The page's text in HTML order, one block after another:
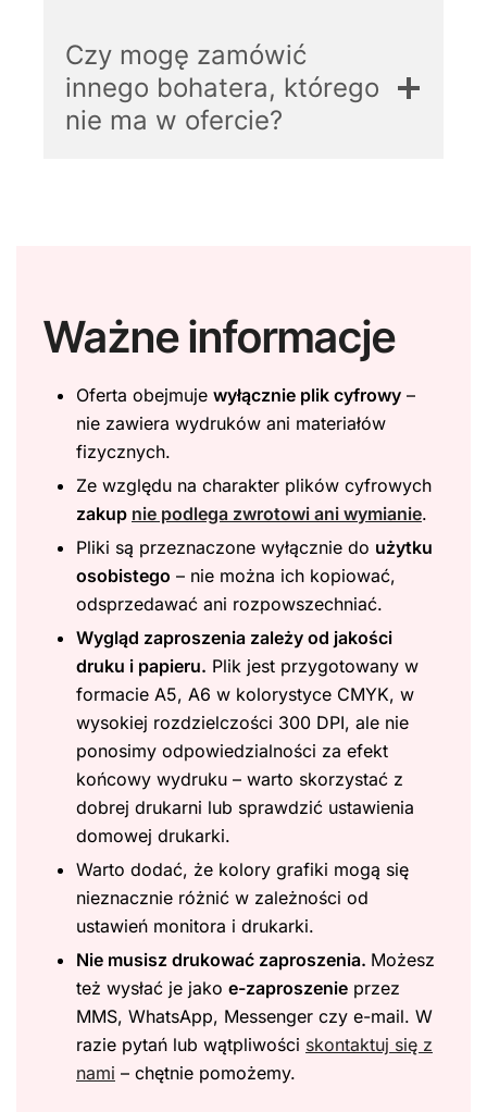
Czy mogę zamówić
innego bohatera, którego
nie ma w ofercie?
Ważne informacje
Oferta obejmuje wyłącznie plik cyfrowy –
nie zawiera wydruków ani materiałów
fizycznych.
Ze względu na charakter plików cyfrowych
zakup nie podlega zwrotowi ani wymianie.
Pliki są przeznaczone wyłącznie do użytku
osobistego – nie można ich kopiować,
odsprzedawać ani rozpowszechniać.
Wygląd zaproszenia zależy od jakości
druku i papieru. Plik jest przygotowany w
formacie A5, A6 w kolorystyce CMYK, w
wysokiej rozdzielczości 300 DPI, ale nie
ponosimy odpowiedzialności za efekt
końcowy wydruku – warto skorzystać z
dobrej drukarni lub sprawdzić ustawienia
domowej drukarki.
Warto dodać, że kolory grafiki mogą się
nieznacznie różnić w zależności od
ustawień monitora i drukarki.
Nie musisz drukować zaproszenia. Możesz
też wysłać je jako e-zaproszenie przez
MMS, WhatsApp, Messenger czy e-mail. W
razie pytań lub wątpliwości skontaktuj się z
nami – chętnie pomożemy.